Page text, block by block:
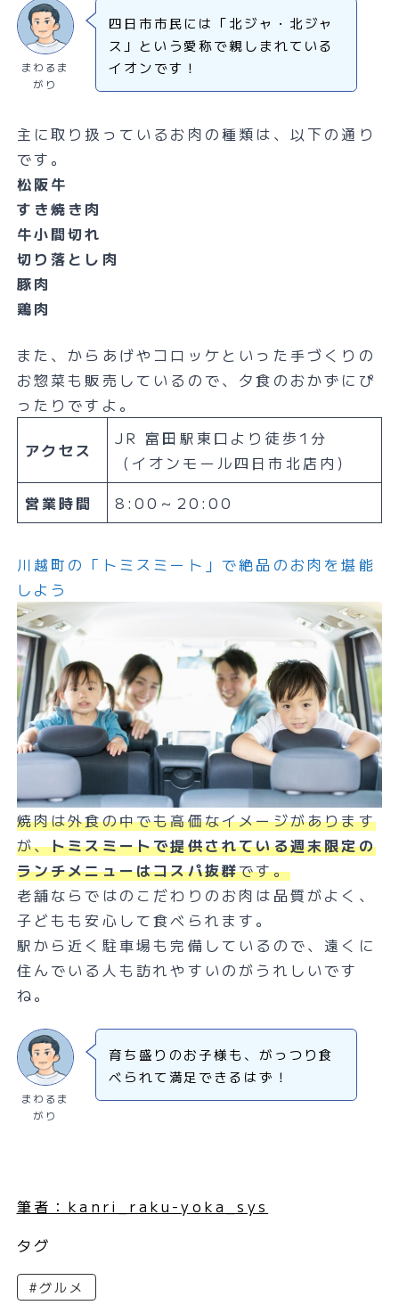
まわるま
がり
四日市市民には「北ジャ・北ジャ
ス」という愛称で親しまれている
イオンです！
主に取り扱っているお肉の種類は、以下の通り
です。
松阪牛
すき焼き肉
牛小間切れ
切り落とし肉
豚肉
鶏肉
また、からあげやコロッケといった手づくりの
お惣菜も販売しているので、夕食のおかずにぴ
ったりですよ。
アクセス
JR 富田駅東口より徒歩1分
（イオンモール四日市北店内）
営業時間
8:00～20:00
川越町の「トミスミート」で絶品のお肉を堪能
しよう
焼肉は外食の中でも高価なイメージがあります
が、トミスミートで提供されている週末限定の
ランチメニューはコスパ抜群です。
老舗ならではのこだわりのお肉は品質がよく、
子どもも安心して食べられます。
駅から近く駐車場も完備しているので、遠くに
住んでいる人も訪れやすいのがうれしいです
ね。
まわるま
がり
育ち盛りのお子様も、がっつり食
べられて満足できるはず！
筆者：kanri_raku-yoka_sys
タグ
#グルメ